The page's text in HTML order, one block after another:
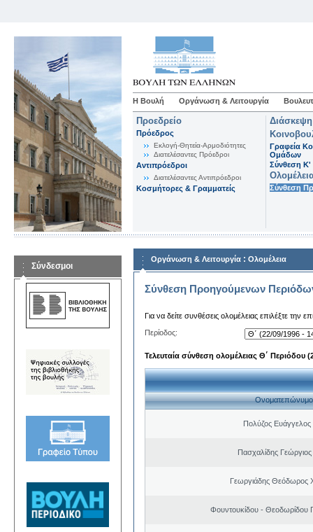
Η Βουλή Οργάνωση & Λειτουργία
Προεδρείο
Πρόεδρος
Εκλογή-Θητεία-Αρμοδιότητες
Διατελέσαντες Πρόεδροι
Αντιπρόεδροι
Διατελέσαντες Αντιπρόεδροι
Κοσμήτορες & Γραμματείς
Γραφεία
Ομάδων
Σύνθεση K'
Σύνθεση
Σύνδεσμοι
Οργάνωση & Λειτουργία : Ολομέλεια
Σύνθεση Προηγούμενων
Για να δείτε συνθέσεις ολομέλειας επιλέξτε την
Περίοδος:
Τελευταία σύνθεση ολομέλειας Θ΄ Περιόδου
Ονοματεπώνυμο
Πολύζος Ευάγγελος
Πασχαλίδης
Γεωργιάδης Θεόδωρος
Φουντουκίδου - Θεοδωρίδου